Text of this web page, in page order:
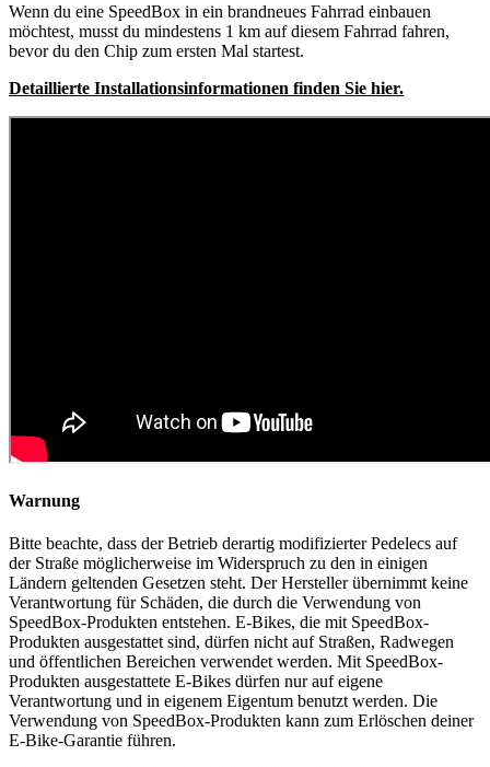
Wenn du eine SpeedBox in ein brandneues Fahrrad einbauen
möchtest, musst du mindestens 1 km auf diesem Fahrrad fahren,
bevor du den Chip zum ersten Mal startest.
Detaillierte Installationsinformationen finden Sie hier.
Warnung
Bitte beachte, dass der Betrieb derartig modifizierter Pedelecs auf
der Straße möglicherweise im Widerspruch zu den in einigen
Ländern geltenden Gesetzen steht. Der Hersteller übernimmt keine
Verantwortung für Schäden, die durch die Verwendung von
SpeedBox-Produkten entstehen. E-Bikes, die mit SpeedBox-
Produkten ausgestattet sind, dürfen nicht auf Straßen, Radwegen
und öffentlichen Bereichen verwendet werden. Mit SpeedBox-
Produkten ausgestattete E-Bikes dürfen nur auf eigene
Verantwortung und in eigenem Eigentum benutzt werden. Die
Verwendung von SpeedBox-Produkten kann zum Erlöschen deiner
E-Bike-Garantie führen.